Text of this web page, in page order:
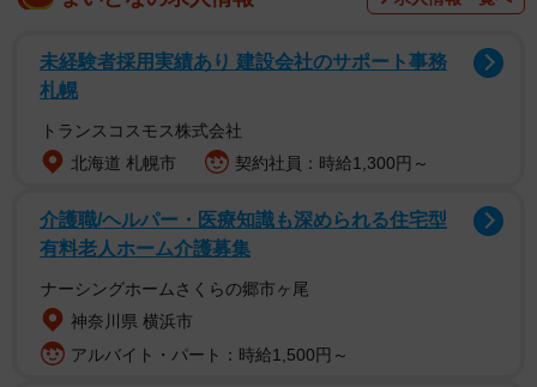
一方、2枚目は、シャンプーとブラッシングをしてもらった
あとの伊織くん。ほっそりとして、心なしか顔つきまでシ
ュッとしたように見えます。
未経験者採用実績あり 建設会社のサポート事務
札幌
トランスコスモス株式会社
北海道 札幌市
契約社員：時給1,300円～
介護職/ヘルパー・医療知識も深められる住宅型
有料老人ホーム介護募集
ナーシングホームさくらの郷市ヶ尾
神奈川県 横浜市
アルバイト・パート：時給1,500円～